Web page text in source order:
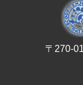
〒270-